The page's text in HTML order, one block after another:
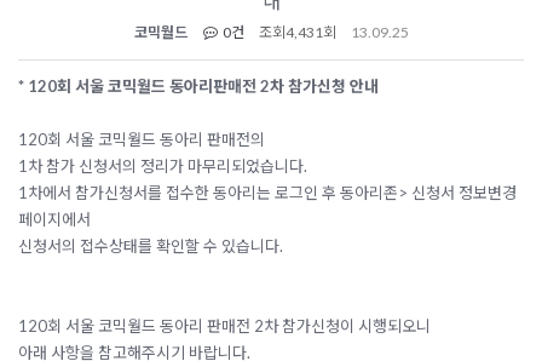
코믹월드 0건 조회 4,431회 13.09.25
* 120회 서울 코믹월드 동아리판매전 2차 참가신청 안내
120회 서울 코믹월드 동아리 판매전의
1차 참가 신청서의 정리가 마무리되었습니다.
1차에서 참가신청서를 접수한 동아리는 로그인 후 동아리존> 신청서 정보변경
페이지에서
신청서의 접수상태를 확인할 수 있습니다.
120회 서울 코믹월드 동아리 판매전 2차 참가신청이 시행되오니
아래 사항을 참고해주시기 바랍니다.